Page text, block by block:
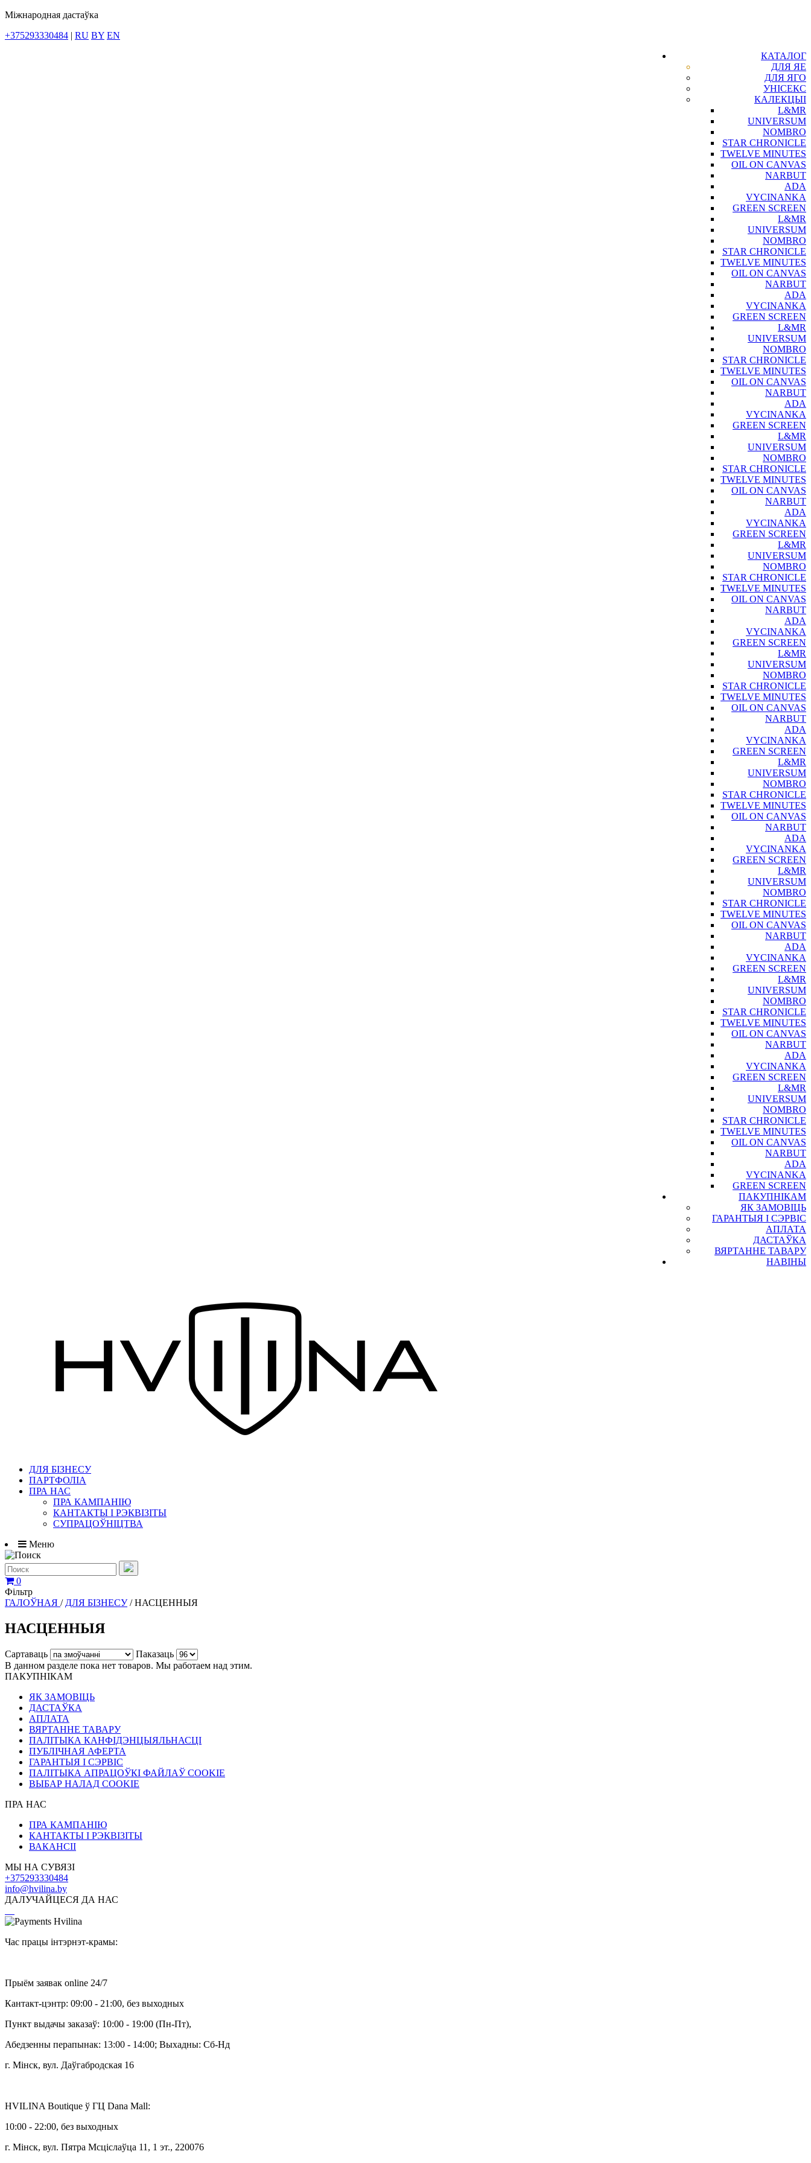
Міжнародная дастаўка
+375293330484 | RU BY EN
КАТАЛОГ
ДЛЯ ЯЕ
ДЛЯ ЯГО
УНІСЕКС
КАЛЕКЦЫІ
L&MR
UNIVERSUM
NOMBRO
STAR CHRONICLE
TWELVE MINUTES
OIL ON CANVAS
NARBUT
ADA
VYCINANKA
GREEN SCREEN
L&MR
UNIVERSUM
NOMBRO
STAR CHRONICLE
TWELVE MINUTES
OIL ON CANVAS
NARBUT
ADA
VYCINANKA
GREEN SCREEN
L&MR
UNIVERSUM
NOMBRO
STAR CHRONICLE
TWELVE MINUTES
OIL ON CANVAS
NARBUT
ADA
VYCINANKA
GREEN SCREEN
L&MR
UNIVERSUM
NOMBRO
STAR CHRONICLE
TWELVE MINUTES
OIL ON CANVAS
NARBUT
ADA
VYCINANKA
GREEN SCREEN
L&MR
UNIVERSUM
NOMBRO
STAR CHRONICLE
TWELVE MINUTES
OIL ON CANVAS
NARBUT
ADA
VYCINANKA
GREEN SCREEN
L&MR
UNIVERSUM
NOMBRO
STAR CHRONICLE
TWELVE MINUTES
OIL ON CANVAS
NARBUT
ADA
VYCINANKA
GREEN SCREEN
L&MR
UNIVERSUM
NOMBRO
STAR CHRONICLE
TWELVE MINUTES
OIL ON CANVAS
NARBUT
ADA
VYCINANKA
GREEN SCREEN
L&MR
UNIVERSUM
NOMBRO
STAR CHRONICLE
TWELVE MINUTES
OIL ON CANVAS
NARBUT
ADA
VYCINANKA
GREEN SCREEN
L&MR
UNIVERSUM
NOMBRO
STAR CHRONICLE
TWELVE MINUTES
OIL ON CANVAS
NARBUT
ADA
VYCINANKA
GREEN SCREEN
L&MR
UNIVERSUM
NOMBRO
STAR CHRONICLE
TWELVE MINUTES
OIL ON CANVAS
NARBUT
ADA
VYCINANKA
GREEN SCREEN
ПАКУПНІКАМ
ЯК ЗАМОВІЦЬ
ГАРАНТЫЯ І СЭРВІС
АПЛАТА
ДАСТАЎКА
ВЯРТАННЕ ТАВАРУ
НАВІНЫ
ДЛЯ БІЗНЕСУ
ПАРТФОЛІА
ПРА НАС
ПРА КАМПАНІЮ
КАНТАКТЫ І РЭКВІЗІТЫ
СУПРАЦОЎНІЦТВА
Меню
0
Фільтр
ГАЛОЎНАЯ / ДЛЯ БІЗНЕСУ /НАСЦЕННЫЯ
НАСЦЕННЫЯ
Сартаваць
Паказаць
В данном разделе пока нет товаров. Мы работаем над этим.
ПАКУПНІКАМ
ЯК ЗАМОВІЦЬ
ДАСТАЎКА
АПЛАТА
ВЯРТАННЕ ТАВАРУ
ПАЛІТЫКА КАНФІДЭНЦЫЯЛЬНАСЦІ
ПУБЛІЧНАЯ АФЕРТА
ГАРАНТЫЯ І СЭРВІС
ПАЛІТЫКА АПРАЦОЎКІ ФАЙЛАЎ COOKIE
ВЫБАР НАЛАД COOKIE
ПРА НАС
ПРА КАМПАНІЮ
КАНТАКТЫ І РЭКВІЗІТЫ
ВАКАНСІІ
МЫ НА СУВЯЗІ
+375293330484
info@hvilina.by
ДАЛУЧАЙЦЕСЯ ДА НАС
Час працы інтэрнэт-крамы:
Прыём заявак online 24/7
Кантакт-цэнтр: 09:00 - 21:00, без выходных
Пункт выдачы заказаў: 10:00 - 19:00 (Пн-Пт),
Абедзенны перапынак: 13:00 - 14:00; Выхадны: Сб-Нд
г. Мінск, вул. Даўгабродская 16
HVILINA Boutique ў ГЦ Dana Mall:
10:00 - 22:00, без выходных
г. Мінск, вул. Пятра Мсціслаўца 11, 1 эт., 220076